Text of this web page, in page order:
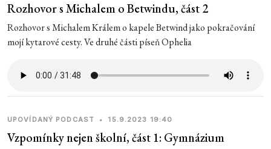
Rozhovor s Michalem o Betwindu, část 2
Rozhovor s Michalem Králem o kapele Betwind jako pokračování
mojí kytarové cesty. Ve druhé části píseň Ophelia
UPOVÍDANÝ PODCAST • 15.9.2023 19:40
Vzpomínky nejen školní, část 1: Gymnázium